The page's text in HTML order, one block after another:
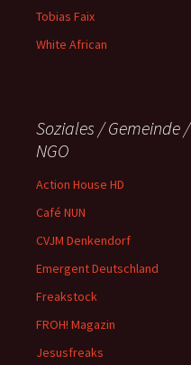
Tobias Faix
White African
Soziales / Gemeinde /
NGO
Action House HD
Café NUN
CVJM Denkendorf
Emergent Deutschland
Freakstock
FROH! Magazin
Jesusfreaks